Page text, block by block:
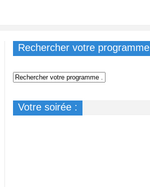
Rechercher votre programme
Votre soirée :